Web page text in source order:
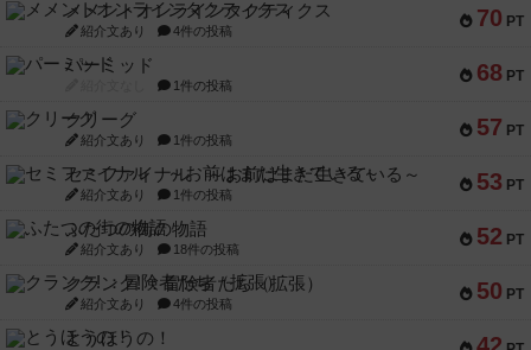
70 PT
メメントオンラインタクティクス
紹介文あり 4件の投稿
68 PT
パーミッド
1件の投稿
57 PT
クリーグ
紹介文あり 1件の投稿
53 PT
セミファイナル ～お前はまだ生きている～
紹介文あり 1件の投稿
52 PT
ふたつの街の物語
紹介文あり 18件の投稿
50 PT
クランク! ：冒険者たち（拡張）
紹介文あり 4件の投稿
とうほうの！